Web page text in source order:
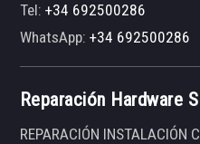
Tel:+34 692500286
WhatsApp:+34 692500286
Reparación Hardware
REPARACIÓN INSTALACIÓN